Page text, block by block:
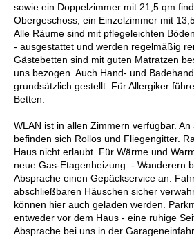
sowie ein Doppelzimmer mit 21,5 qm
Obergeschoss, ein Einzelzimmer mit
Alle Räume sind mit pflegeleichten
- ausgestattet und werden regelmäßig
Gästebetten sind mit guten Matratzen
uns bezogen. Auch Hand- und
grundsätzlich gestellt. Für Allergiker
Betten.
WLAN ist in allen Zimmern verfügbar. An
befinden sich Rollos und Fliegengitter.
Haus nicht erlaubt. Für Wärme und
neue Gas-Etagenheizung. - Wanderern
Absprache einen Gepäckservice an.
abschließbaren Häuschen sicher
können hier auch geladen werden.
entweder vor dem Haus - eine ruhige
Absprache bei uns in der